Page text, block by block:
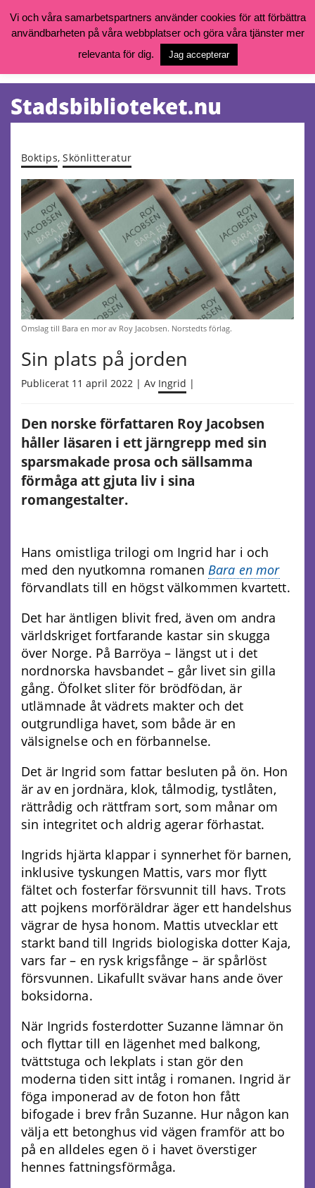
Vill du söka böcker, logga in på ditt bibliotekskonto eller nå övriga
goteborg.se/bibliotek
Öppettider, katalog och kontakt
Tjänster
Boktips,Skönlitteratur
Omslag till Bara en mor av Roy Jacobsen. Norstedts förlag.
Sin plats på jorden
Publicerat 11 april 2022 | Av Ingrid |
Den norske författaren Roy Jacobsen
håller läsaren i ett järngrepp med sin
sparsmakade prosa och sällsamma
förmåga att gjuta liv i sina
romangestalter.
Hans omistliga trilogi om Ingrid har i och
med den nyutkomna romanen Bara en mor
förvandlats till en högst välkommen kvartett.
Det har äntligen blivit fred, även om andra
världskriget fortfarande kastar sin skugga
över Norge. På Barröya – längst ut i det
nordnorska havsbandet – går livet sin gilla
gång. Öfolket sliter för brödfödan, är
utlämnade åt vädrets makter och det
outgrundliga havet, som både är en
välsignelse och en förbannelse.
Det är Ingrid som fattar besluten på ön. Hon
är av en jordnära, klok, tålmodig, tystlåten,
rättrådig och rättfram sort, som månar om
sin integritet och aldrig agerar förhastat.
Ingrids hjärta klappar i synnerhet för barnen,
inklusive tyskungen Mattis, vars mor flytt
fältet och fosterfar försvunnit till havs. Trots
att pojkens morföräldrar äger ett handelshus
vägrar de hysa honom. Mattis utvecklar ett
starkt band till Ingrids biologiska dotter Kaja,
vars far – en rysk krigsfånge – är spårlöst
försvunnen. Likafullt svävar hans ande över
boksidorna.
När Ingrids fosterdotter Suzanne lämnar ön
och flyttar till en lägenhet med balkong,
tvättstuga och lekplats i stan gör den
moderna tiden sitt intåg i romanen. Ingrid är
föga imponerad av de foton hon fått
bifogade i brev från Suzanne. Hur någon kan
välja ett betonghus vid vägen framför att bo
på en alldeles egen ö i havet överstiger
hennes fattningsförmåga.
Vi och våra samarbetspartners använder cookies för att förbättra
användbarheten på våra webbplatser och göra våra tjänster mer
relevanta för dig.
Jag accepterar